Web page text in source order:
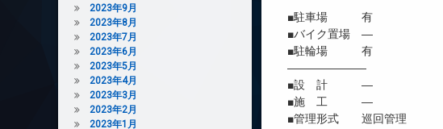
■駐車場 有
■バイク置場 ―
■駐輪場 有
―――――――
■設 計 ―
■施 工 ―
■管理形式 巡回管理
2023年9月
2023年8月
2023年7月
2023年6月
2023年5月
2023年4月
2023年3月
2023年2月
2023年1月